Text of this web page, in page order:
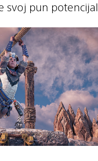
svoj pun potencijal